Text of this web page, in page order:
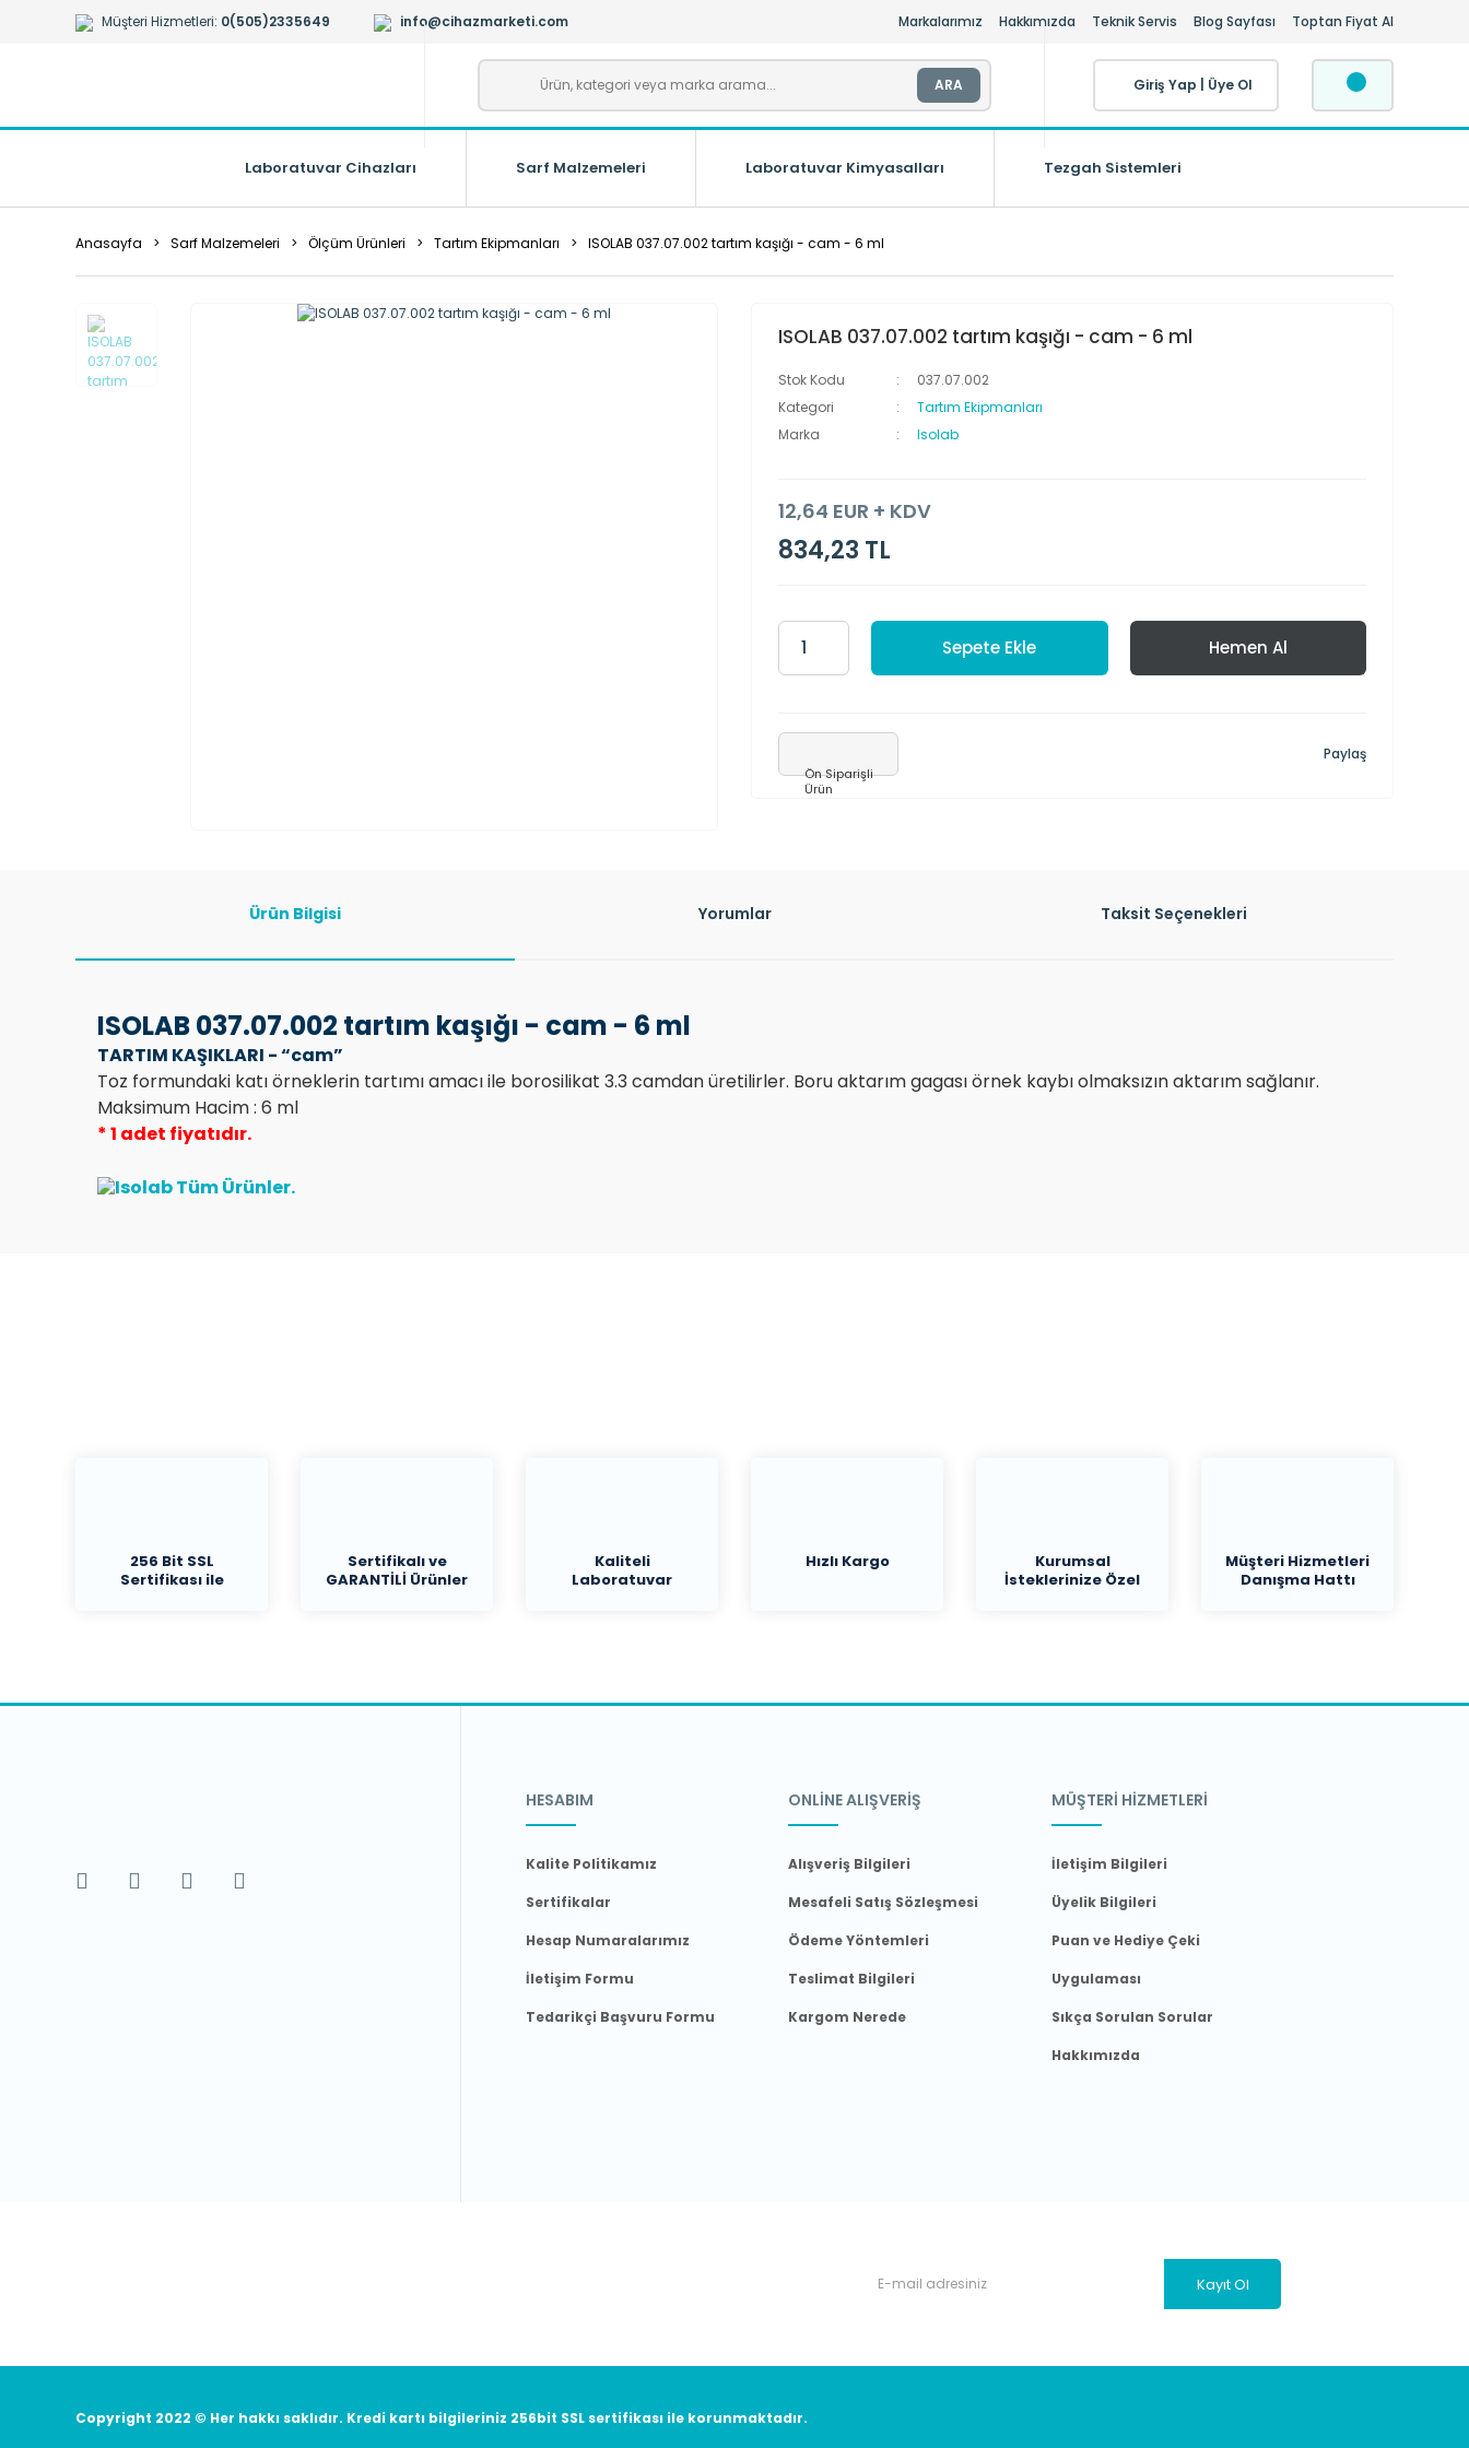
Müşteri Hizmetleri: 0(505)2335649 info@cihazmarketi.com Markalarımız Hakkımızda Teknik Servis Blog Sayfası Toptan Fiyat Al
ARA Giriş Yap Üye Ol
Laboratuvar Cihazları Sarf Malzemeleri Laboratuvar Kimyasalları Tezgah Sistemleri
Anasayfa Sarf Malzemeleri Ölçüm Ürünleri Tartım Ekipmanları ISOLAB 037.07.002 tartım kaşığı - cam - 6 ml
ISOLAB 037.07.002 tartım kaşığı - cam - 6 ml
Stok Kodu
037.07.002
Kategori
Tartım Ekipmanları
Marka
Isolab
12,64 EUR + KDV
834,23 TL
Sepete Ekle Hemen Al
Ön Siparişli
Ürün
Paylaş
Ürün Bilgisi Yorumlar Taksit Seçenekleri
ISOLAB 037.07.002 tartım kaşığı - cam - 6 ml
TARTIM KAŞIKLARI - “cam”
Toz formundaki katı örneklerin tartımı amacı ile borosilikat 3.3 camdan üretilirler. Boru aktarım gagası örnek kaybı olmaksızın aktarım sağlanır.
Maksimum Hacim : 6 ml
* 1 adet fiyatıdır.
256 Bit SSL
Sertifikası ile
Sertifikalı ve
GARANTİLİ Ürünler
Kaliteli
Laboratuvar
Hızlı Kargo
Kurumsal
İsteklerinize Özel
Müşteri Hizmetleri
Danışma Hattı
HESABIM
Kalite Politikamız
Sertifikalar
Hesap Numaralarımız
İletişim Formu
Tedarikçi Başvuru Formu
ONLİNE ALIŞVERİŞ
Alışveriş Bilgileri
Mesafeli Satış Sözleşmesi
Ödeme Yöntemleri
Teslimat Bilgileri
Kargom Nerede
MÜŞTERİ HİZMETLERİ
İletişim Bilgileri
Üyelik Bilgileri
Puan ve Hediye Çeki
Uygulaması
Sıkça Sorulan Sorular
Hakkımızda
Kayıt Ol
Copyright 2022 © Her hakkı saklıdır. Kredi kartı bilgileriniz 256bit SSL sertifikası ile korunmaktadır.